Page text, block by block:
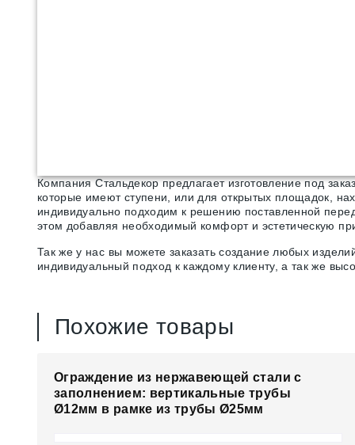
Компания Стальдекор предлагает изготовление под
которые имеют ступени, или для открытых площадок,
индивидуально подходим к решению поставленной
этом добавляя необходимый комфорт и эстетическую
Так же у нас вы можете заказать создание любых
индивидуальный подход к каждому клиенту, а так же
Похожие товары
Ограждение из нержавеющей стали с
заполнением: вертикальные трубы
Ø12мм в рамке из трубы Ø25мм